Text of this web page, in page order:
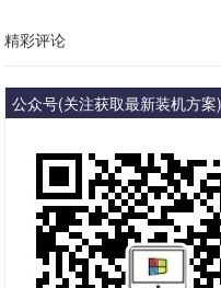
精彩评论
公众号(关注获取最新装机方案)